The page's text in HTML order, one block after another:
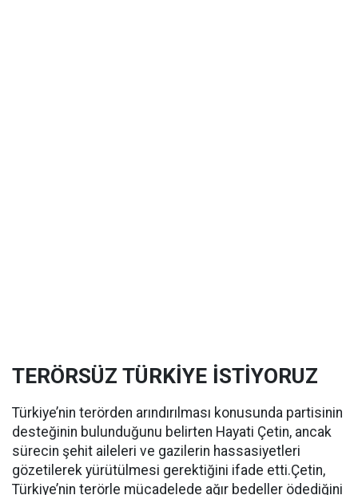
TERÖRSÜZ TÜRKİYE İSTİYORUZ
Türkiye’nin terörden arındırılması konusunda partisinin
desteğinin bulunduğunu belirten Hayati Çetin, ancak
sürecin şehit aileleri ve gazilerin hassasiyetleri
gözetilerek yürütülmesi gerektiğini ifade etti.Çetin,
Türkiye’nin terörle mücadelede ağır bedeller ödediğini